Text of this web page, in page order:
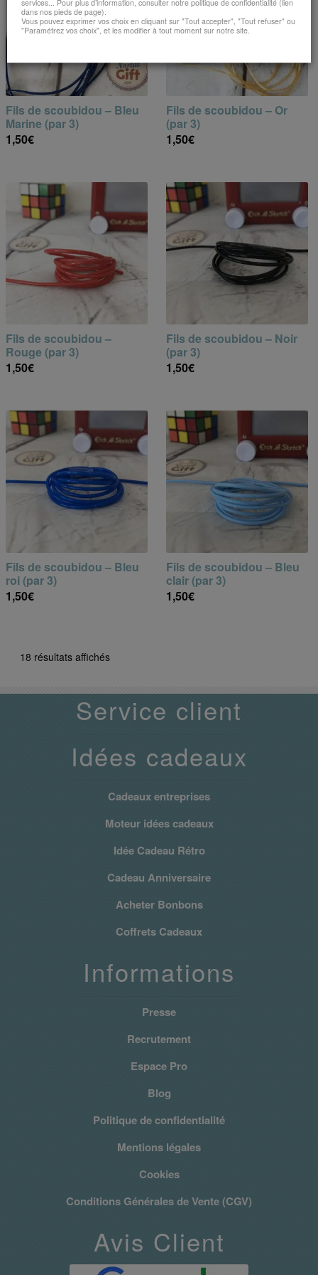
Fils de scoubidou – Bleu
Marine (par 3)
1,50€
Fils de scoubidou – Or
(par 3)
1,50€
Fils de scoubidou –
Rouge (par 3)
1,50€
Fils de scoubidou – Noir
(par 3)
1,50€
Fils de scoubidou – Bleu
roi (par 3)
1,50€
Fils de scoubidou – Bleu
clair (par 3)
1,50€
18 résultats affichés
Service client
Idées cadeaux
Cadeaux entreprises
Moteur idées cadeaux
Idée Cadeau Rétro
Cadeau Anniversaire
Acheter Bonbons
Coffrets Cadeaux
Informations
Presse
Recrutement
Espace Pro
Blog
Politique de confidentialité
Mentions légales
Cookies
Conditions Générales de Vente (CGV)
Avis Client
services... Pour plus d’information, consulter notre politique de confidentialité (lien
dans nos pieds de page).
Vous pouvez exprimer vos choix en cliquant sur "Tout accepter", "Tout refuser" ou
"Paramétrez vos choix", et les modifier à tout moment sur notre site.